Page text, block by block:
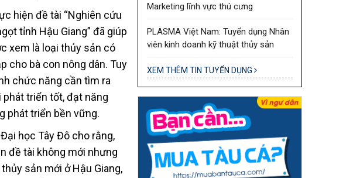
hiện đề tài “Nghiên cứu
tỉnh Hậu Giang” đã giúp
xem là loại thủy sản có
cho bà con nông dân. Tuy
chức năng cần tìm ra
triển tốt, đạt năng
phát triển bền vững.
học Tây Đô cho rằng,
đề tài không mới nhưng
sản mới ở Hậu Giang,
Marketing lĩnh vực thú cưng
PLASMA Việt Nam: Tuyển dụng Nhân
viên kinh doanh kỹ thuật thủy sản
XEM THÊM TIN TUYỂN DỤNG